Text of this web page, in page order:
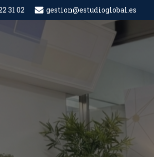
31 02 gestion@estudioglobal.es